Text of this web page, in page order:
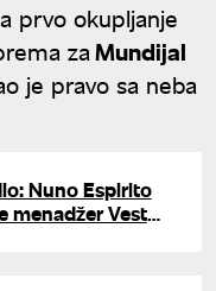
prvo okupljanje
zaMundijal
je pravo sa neba
Nuno Espirito
menadžer Vest